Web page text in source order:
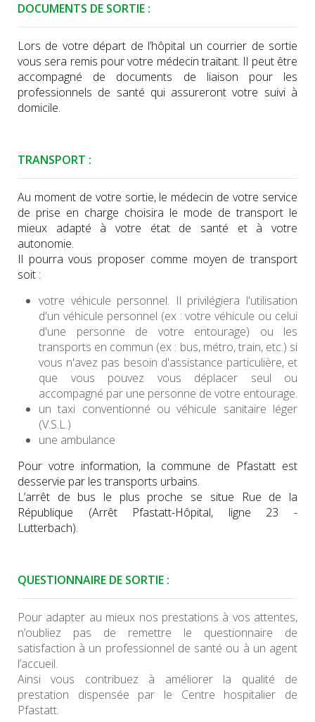
DOCUMENTS DE SORTIE :
Lors de votre départ de l’hôpital un courrier de sortie
vous sera remis pour votre médecin traitant. Il peut être
accompagné de documents de liaison pour les
professionnels de santé qui assureront votre suivi à
domicile.
TRANSPORT :
Au moment de votre sortie, le médecin de votre service
de prise en charge choisira le mode de transport le
mieux adapté à votre état de santé et à votre
autonomie.
Il pourra vous proposer comme moyen de transport
soit :
votre véhicule personnel. Il privilégiera l'utilisation
d'un véhicule personnel (ex : votre véhicule ou celui
d'une personne de votre entourage) ou les
transports en commun (ex : bus, métro, train, etc.) si
vous n'avez pas besoin d'assistance particulière, et
que vous pouvez vous déplacer seul ou
accompagné par une personne de votre entourage.
un taxi conventionné ou véhicule sanitaire léger
(V.S.L.)
une ambulance
Pour votre information, la commune de Pfastatt est
desservie par les transports urbains.
L’arrêt de bus le plus proche se situe Rue de la
République (Arrêt Pfastatt-Hôpital, ligne 23 -
Lutterbach).
QUESTIONNAIRE DE SORTIE :
Pour adapter au mieux nos prestations à vos attentes,
n’oubliez pas de remettre le questionnaire de
satisfaction à un professionnel de santé ou à un agent
l’accueil.
Ainsi vous contribuez à améliorer la qualité de
prestation dispensée par le Centre hospitalier de
Pfastatt.